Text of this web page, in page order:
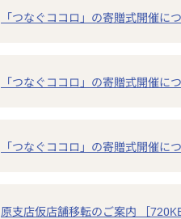
「つなぐココロ」の寄贈式開催に
「つなぐココロ」の寄贈式開催に
「つなぐココロ」の寄贈式開催に
原支店仮店舗移転のご案内 ［